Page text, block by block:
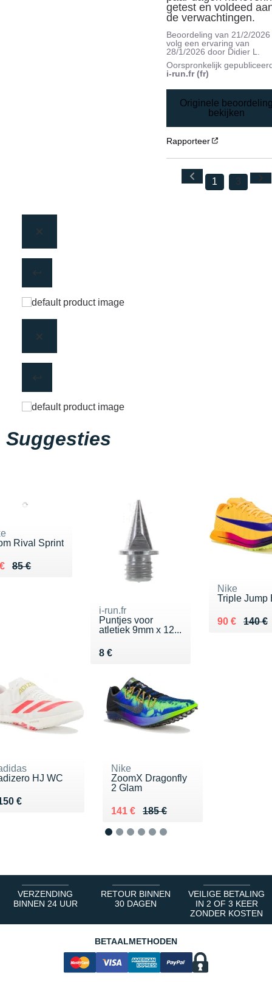
getest en voldeed
de verwachtingen.
Beoordeling van21/2/2026
volg een ervaring van
28/1/2026 door Didier L.
Oorspronkelijk
i-run.fr (fr)
Originele
bekijken
Rapporteer
1 3
Suggesties
Rival Sprint
85 €
de 85 €
77 €
i-run.fr
Puntjes voor
atletiek 9mm x 12...
8 €
Vendu 8 €
Nike
Triple Jump
140 €
Au lieu de
90 €
Vendu 90 €
HJ WC
€ 150 €
Nike
ZoomX Dragonfly
2 Glam
185 €
Au lieu de 185 €
141 €
Vendu 141 €
VERZENDING
BINNEN 24 UUR
RETOUR BINNEN
30 DAGEN
VEILIGE BETALING
IN 2 OF 3 KEER
ZONDER KOSTEN
BETAALMETHODEN